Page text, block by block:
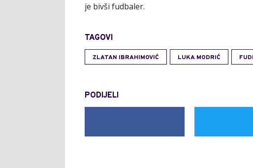
je bivši fudbaler.
TAGOVI
ZLATAN IBRAHIMOVIĆ LUKA MODRIĆ
PODIJELI